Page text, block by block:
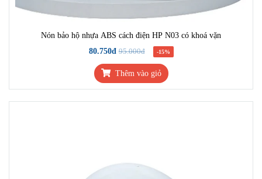
Nón bảo hộ nhựa ABS cách điện HP N03 có khoá vặn
80.750đ 95.000đ -15%
Thêm vào giỏ